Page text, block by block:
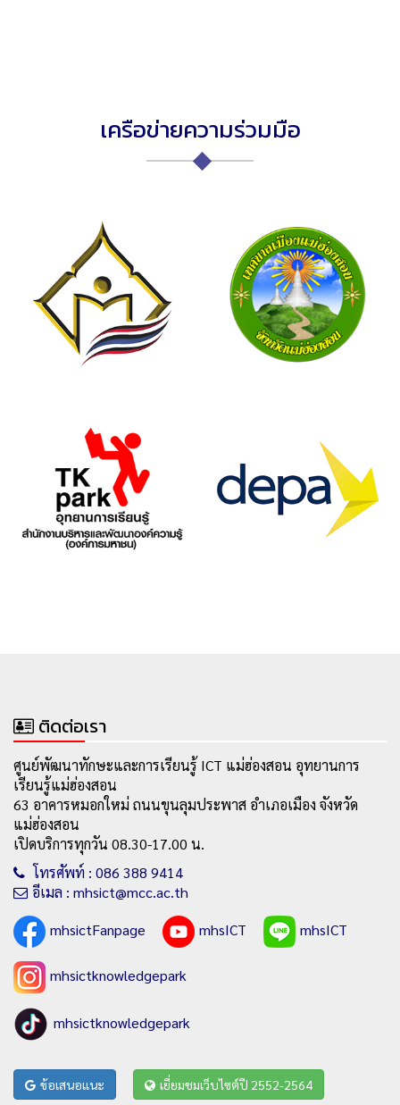
เครือข่ายความร่วมมือ
ติดต่อเรา
ศูนย์พัฒนาทักษะและการเรียนรู้ ICT แม่ฮ่องสอน อุทยานการ
เรียนรู้แม่ฮ่องสอน
63 อาคารหมอกใหม่ ถนนขุนลุมประพาส อำเภอเมือง จังหวัด
แม่ฮ่องสอน
เปิดบริการทุกวัน 08.30-17.00 น.
โทรศัพท์ : 086 388 9414
อีเมล : mhsict@mcc.ac.th
mhsictFanpage
mhsICT mhsICT
mhsictknowledgepark
mhsictknowledgepark
ข้อเสนอแนะ เยี่ยมชมเว็บไซต์ปี 2552-2564